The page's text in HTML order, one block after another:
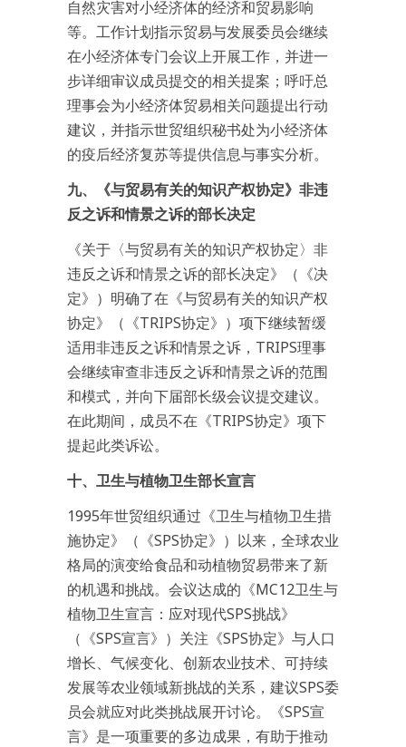
自然灾害对小经济体的经济和贸易影响
等。工作计划指示贸易与发展委员会继续
在小经济体专门会议上开展工作，并进一
步详细审议成员提交的相关提案；呼吁总
理事会为小经济体贸易相关问题提出行动
建议，并指示世贸组织秘书处为小经济体
的疫后经济复苏等提供信息与事实分析。
九、《与贸易有关的知识产权协定》非违
反之诉和情景之诉的部长决定
《关于〈与贸易有关的知识产权协定〉非
违反之诉和情景之诉的部长决定》（《决
定》）明确了在《与贸易有关的知识产权
协定》（《TRIPS协定》）项下继续暂缓
适用非违反之诉和情景之诉，TRIPS理事
会继续审查非违反之诉和情景之诉的范围
和模式，并向下届部长级会议提交建议。
在此期间，成员不在《TRIPS协定》项下
提起此类诉讼。
十、卫生与植物卫生部长宣言
1995年世贸组织通过《卫生与植物卫生措
施协定》（《SPS协定》）以来，全球农业
格局的演变给食品和动植物贸易带来了新
的机遇和挑战。会议达成的《MC12卫生与
植物卫生宣言：应对现代SPS挑战》
（《SPS宣言》）关注《SPS协定》与人口
增长、气候变化、创新农业技术、可持续
发展等农业领域新挑战的关系，建议SPS委
员会就应对此类挑战展开讨论。《SPS宣
言》是一项重要的多边成果，有助于推动